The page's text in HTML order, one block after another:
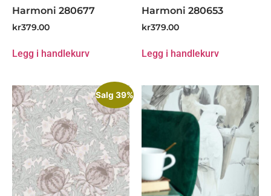
Harmoni 280677
kr379.00
Legg i handlekurv
Harmoni 280653
kr379.00
Legg i handlekurv
Salg 39%